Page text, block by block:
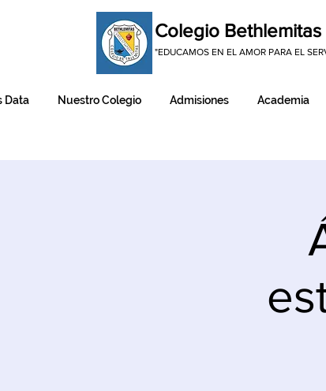
Colegio Bethlemitas
"EDUCAMOS EN EL AMOR PARA EL
Data Nuestro Colegio Admisiones Academia